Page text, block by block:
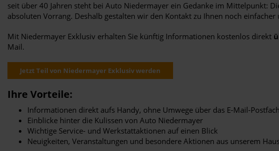
seit über 40 Jahren steht bei Auto Niedermayer ein Gedanke im Mittelpunkt:
absoluten Vorrang. Deshalb gestalten wir den Kontakt zu Ihnen noch
Mit Niedermayer Exklusiv erhalten Sie künftig Informationen kostenlos direkt
Mail.
Jetzt Teil von Niedermayer Exklusiv werden
Ihre Vorteile:
Informationen direkt aufs Handy, ohne Umwege über das E-Mail-Postfach
Einblicke hinter die Kulissen von Auto Niedermayer
Wichtige Service- und Werkstattaktionen auf einen Blick
Neuigkeiten, Veranstaltungen und besondere Aktionen aus unserem